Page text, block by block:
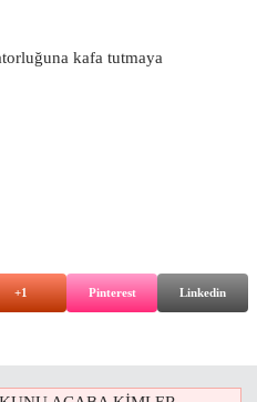
kafa tutmaya
+1 Pinterest Linkedin